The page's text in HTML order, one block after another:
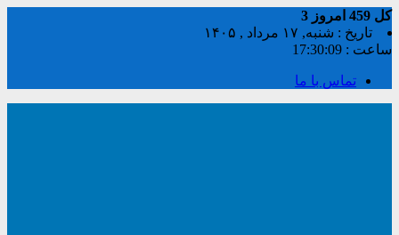
کل امروز 3
تاریخ : شنبه, ۱۷ مرداد , ۱۴۰۵
ساعت : 17:30:09
تماس با ما